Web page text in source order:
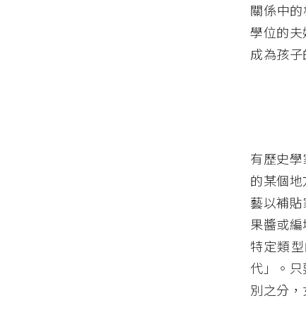
關係中
學位的
成為孩子
有歷史
的某個
藝以補
果醬或
特定類
代」。
別之分